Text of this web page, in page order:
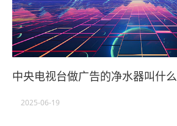
中央电视台做广告的净水器叫什么
2025-06-19